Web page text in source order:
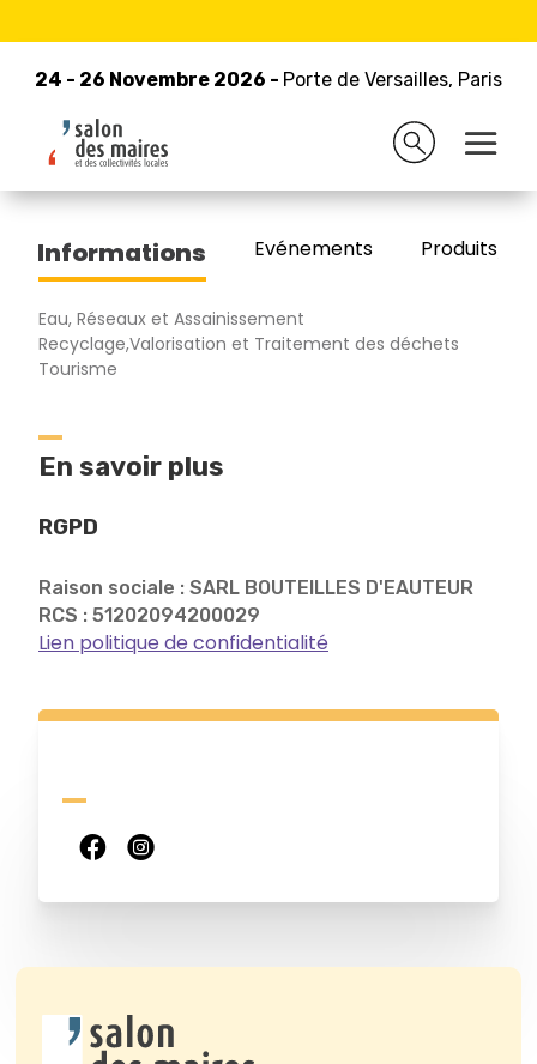
24 - 26 Novembre 2026 - Porte de Versailles, Paris
24 - 26 Novembre 2026 - Porte de Versailles, Paris
Retour à la liste des exposants
BOUTEILLES D'EAUTEUR
Informations Evénements Produits/
Eau, Réseaux et Assainissement
Recyclage,Valorisation et Traitement des déchets
Tourisme
En savoir plus
RGPD
Raison sociale : SARL BOUTEILLES D'EAUTEUR
RCS : 51202094200029
Lien politique de confidentialité